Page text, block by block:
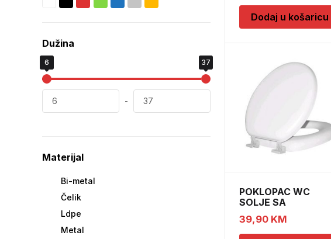
Dužina
6 37
-
Materijal
Bi-metal
Čelik
Ldpe
Metal
Dodaj u košaricu
POKLOPAC WC
SOLJE SA
DIVA206
39,90 KM